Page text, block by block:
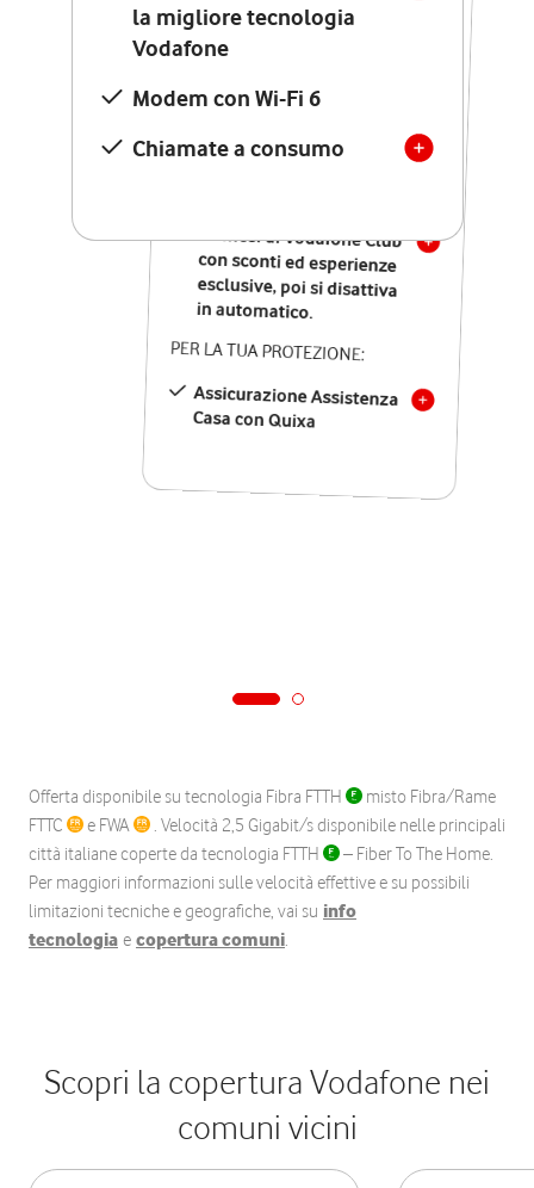
la migliore tecnologia
Vodafone
Modem con Wi-Fi 6
Chiamate a consumo
Vodafone
Modem Seven con Wi-Fi 7
Chiamate illimitate verso
numeri fissi e mobili
nazionali
12 mesi di Vodafone Club
con sconti ed esperienze
esclusive, poi si disattiva
in automatico.
PER LA TUA PROTEZIONE:
Assicurazione Assistenza
Casa con Quixa
Offerta disponibile su tecnologia Fibra FTTH
misto Fibra/Rame
FTTC
e FWA
. Velocità 2,5 Gigabit/s disponibile nelle principali
città italiane coperte da tecnologia FTTH
– Fiber To The Home.
Per maggiori informazioni sulle velocità effettive e su possibili
limitazioni tecniche e geografiche, vai su info
tecnologia e copertura comuni.
Scopri la copertura Vodafone nei
comuni vicini